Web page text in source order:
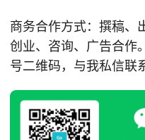
商务合作方式：撰稿、
创业、咨询、广告合作
号二维码，与我私信联